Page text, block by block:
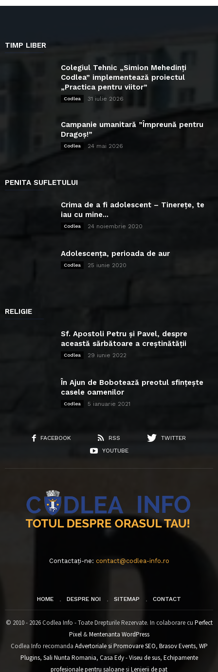
TIMP LIBER
Colegiul Tehnic „Simion Mehedinți
Codlea” implementează proiectul
„Practica pentru viitor”
Codlea 31 iulie 2026
Campanie umanitară ”Împreună pentru
Dragoș!”
Codlea 24 mai 2026
PENITA SUFLETULUI
Crima de a fi adolescent – Tinerețe, te
iau cu mine...
Codlea 24 noiembrie 2020
Adolescența, perioada de aur
Codlea 25 iunie 2020
RELIGIE
Sf. Apostoli Petru și Pavel, despre
această sărbătoare a creștinătății
Codlea 29 iunie 2022
În Ajun de Bobotează preotul sfințește
casele oamenilor
Codlea 5 ianuarie 2021
FACEBOOK RSS
TWITTER
YOUTUBE
Contactați-ne: contact@codlea-info.ro
HOME DESPRE NOI SITEMAP CONTACT
© 2010 - 2026 Codlea Info - Toate Drepturile Rezervate. In colaborare cu Perfect
Pixel&Mentenanta WordPress
Codlea Info recomanda Advertoriale si Promovare SEO, Brasov Events, WP
Plugins, Sali Nunta Romania, Casa Edy - Viseu de sus, Echipamente
profesionale pentru saloanesi Lenjerii de pat